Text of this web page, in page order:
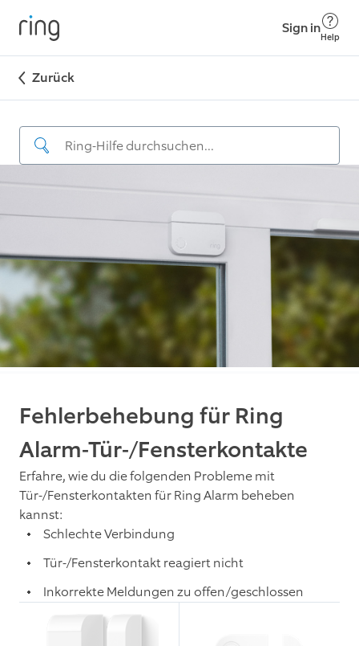
Sign in
Help
Zurück
Fehlerbehebung für Ring
Alarm-Tür-/Fensterkontakte
Erfahre, wie du die folgenden Probleme mit
Tür-/Fensterkontakten für Ring Alarm beheben
kannst:
Schlechte Verbindung
Tür-/Fensterkontakt reagiert nicht
Inkorrekte Meldungen zu offen/geschlossen